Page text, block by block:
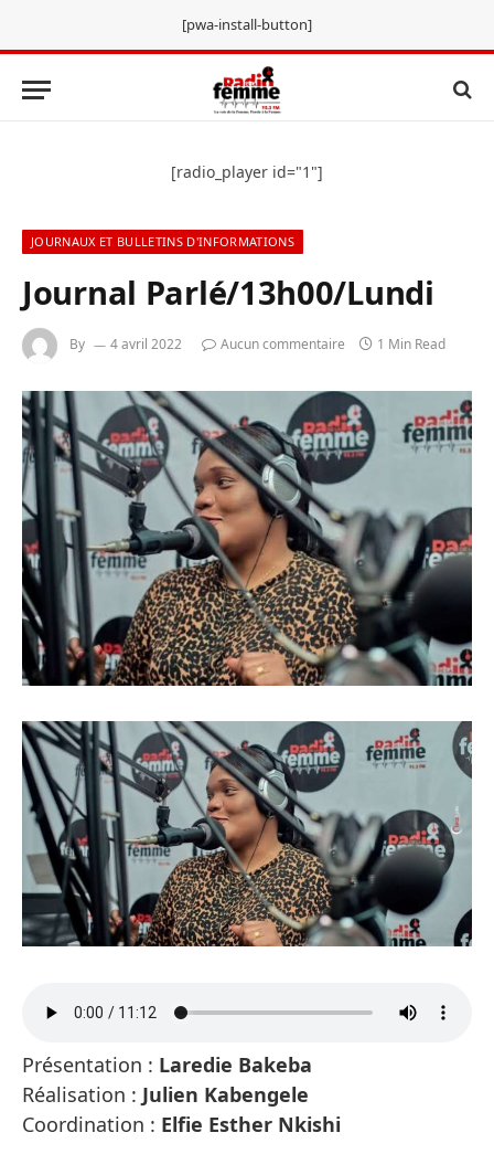
[pwa-install-button]
[radio_player id="1"]
JOURNAUX ET BULLETINS D'INFORMATIONS
Journal Parlé/13h00/Lundi
By 4 avril 2022 Aucun commentaire 1 Min Read
Présentation : Laredie Bakeba
Réalisation : Julien Kabengele
Coordination : Elfie Esther Nkishi